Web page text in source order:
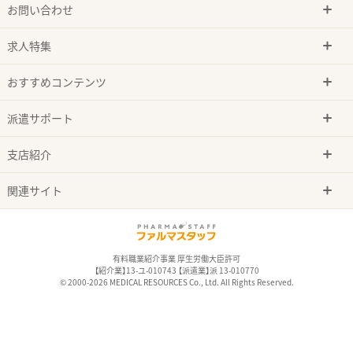
お問い合わせ
求人特集
おすすめコンテンツ
派遣サポート
支店紹介
関連サイト
有料職業紹介事業 厚生労働大臣許可
【紹介業】13-ユ-010743 【派遣業】派 13-010770
© 2000-2026 MEDICAL RESOURCES Co., Ltd. All Rights Reserved.